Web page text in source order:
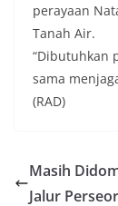
perayaan
Tanah Air.
“Dibutuhkan
sama
(RAD)
Masih
Jalur